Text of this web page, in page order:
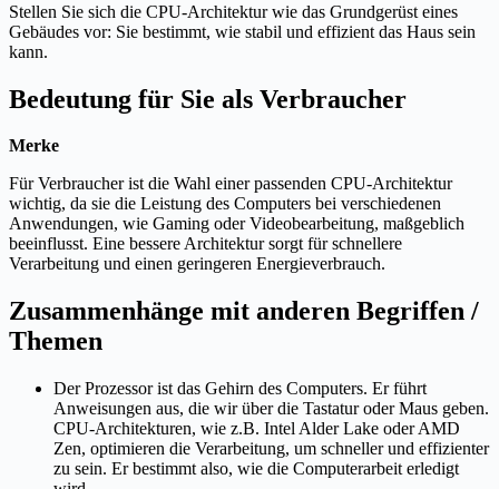
Stellen Sie sich die CPU-Architektur wie das Grundgerüst eines
Gebäudes vor: Sie bestimmt, wie stabil und effizient das Haus sein
kann.
Bedeutung für Sie als Verbraucher
Merke
Für Verbraucher ist die Wahl einer passenden CPU-Architektur
wichtig, da sie die Leistung des Computers bei verschiedenen
Anwendungen, wie Gaming oder Videobearbeitung, maßgeblich
beeinflusst. Eine bessere Architektur sorgt für schnellere
Verarbeitung und einen geringeren Energieverbrauch.
Zusammenhänge mit anderen Begriffen /
Themen
Der Prozessor ist das Gehirn des Computers. Er führt
Anweisungen aus, die wir über die Tastatur oder Maus geben.
CPU-Architekturen, wie z.B. Intel Alder Lake oder AMD
Zen, optimieren die Verarbeitung, um schneller und effizienter
zu sein. Er bestimmt also, wie die Computerarbeit erledigt